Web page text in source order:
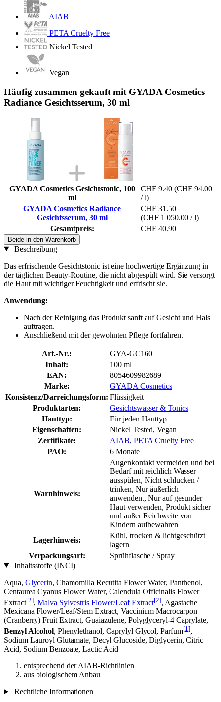
AIAB
PETA Cruelty Free
Nickel Tested
Vegan
Häufig zusammen gekauft mit GYADA Cosmetics
Radiance Gesichtsserum, 30 ml
GYADA Cosmetics Gesichtstonic, 100
ml
CHF 9.40 (CHF 94.00
/ l)
GYADA Cosmetics Radiance
Gesichtsserum, 30 ml
CHF 31.50
(CHF 1 050.00 / l)
Gesamtpreis:
CHF 40.90
Beide in den Warenkorb
Beschreibung
Das erfrischende Gesichtstonic ist eine hochwertige Ergänzung in
der täglichen Beauty-Routine, die nicht abgespült wird. Sie versorgt
die Haut mit wichtiger Feuchtigkeit und erfrischt sie.
Anwendung:
Nach der Reinigung das Produkt sanft auf Gesicht und Hals
auftragen.
Anschließend mit der gewohnten Pflege fortfahren.
Art.-Nr.:
GYA-GC160
Inhalt:
100 ml
EAN:
8054609982689
Marke:
GYADA Cosmetics
Konsistenz/Darreichungsform: Flüssigkeit
Produktarten:
Gesichtswasser & Tonics
Hauttyp:
Für jeden Hauttyp
Eigenschaften:
Nickel Tested, Vegan
Zertifikate:
AIAB, PETA Cruelty Free
PAO:
6 Monate
Warnhinweis:
Augenkontakt vermeiden und bei
Bedarf mit reichlich Wasser
ausspülen, Nicht schlucken /
trinken, Nur äußerlich
anwenden., Nur auf gesunder
Haut verwenden, Produkt sicher
und außer Reichweite von
Kindern aufbewahren
Lagerhinweis:
Kühl, trocken & lichtgeschützt
lagern
Verpackungsart:
Sprühflasche / Spray
Inhaltsstoffe (INCI)
Aqua, Glycerin, Chamomilla Recutita Flower Water, Panthenol,
Centaurea Cyanus Flower Water, Calendula Officinalis Flower
Extract[2], Malva Sylvestris Flower/Leaf Extract[2], Agastache
Mexicana Flower/Leaf/Stem Extract, Vaccinium Macrocarpon
(Cranberry) Fruit Extract, Guaiazulene, Polyglyceryl-4 Caprylate,
Benzyl Alcohol, Phenylethanol, Caprylyl Glycol, Parfum[1],
Sodium Lauroyl Glutamate, Decyl Glucoside, Diglycerin, Citric
Acid, Sodium Benzoate, Lactic Acid
entsprechend der AIAB-Richtlinien
aus biologischem Anbau
Rechtliche Informationen